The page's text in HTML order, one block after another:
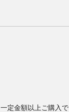
一定金額以上ご購入で